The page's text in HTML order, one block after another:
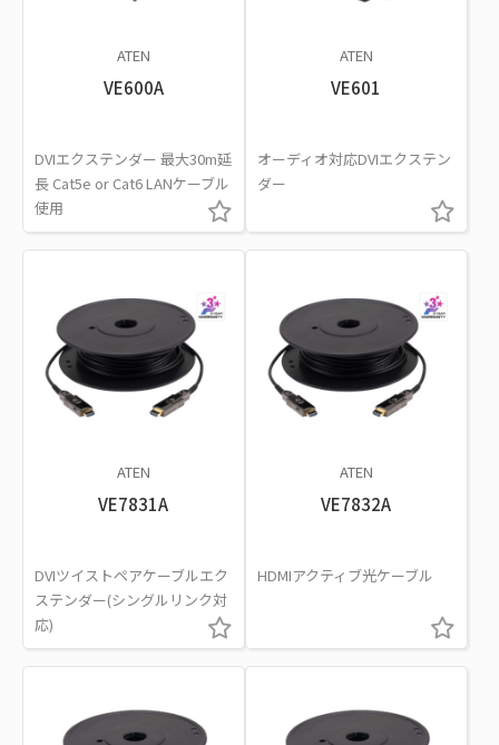
ATEN
VE600A
DVIエクステンダー 最大30m延
長 Cat5e or Cat6 LANケーブル
使用
ATEN
VE601
オーディオ対応DVIエクステン
ダー
ATEN
VE7831A
DVIツイストペアケーブルエク
ステンダー(シングルリンク対
応)
ATEN
VE7832A
HDMIアクティブ光ケーブル